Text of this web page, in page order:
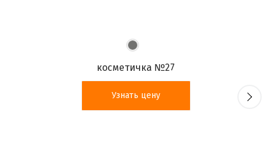
косметичка №27
Узнать цену